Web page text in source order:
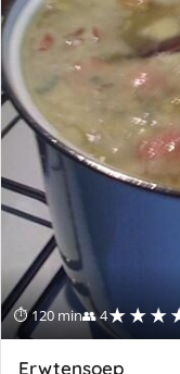
⏱ 120 min👥 4
Erwtensoep